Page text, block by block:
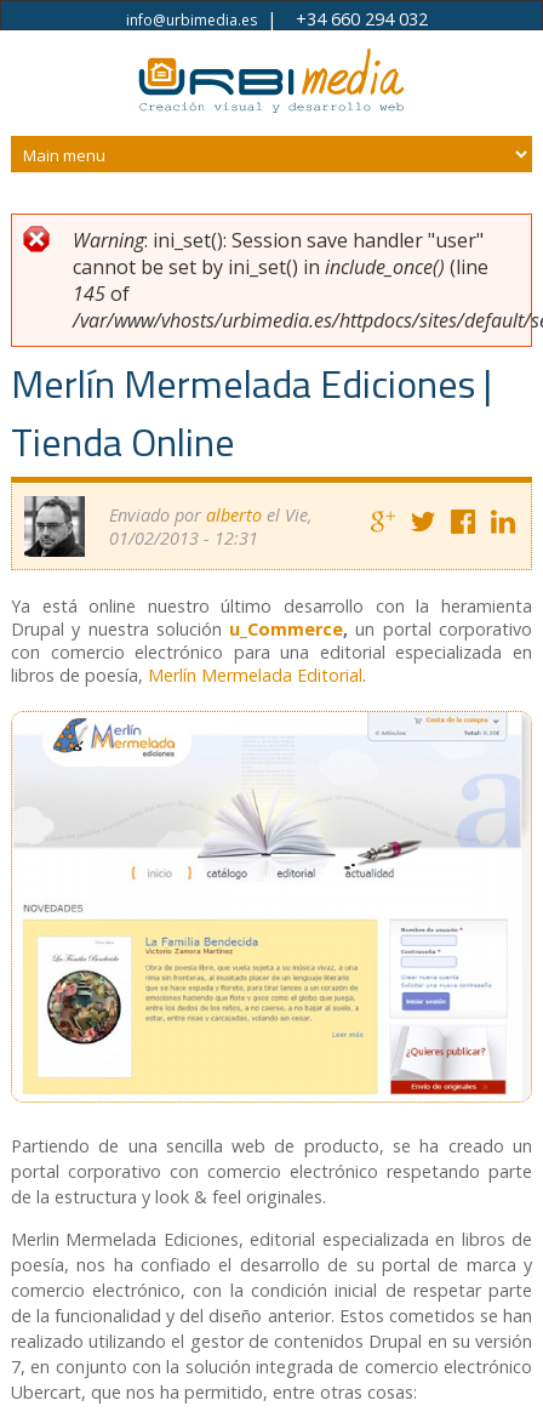
Pasar al contenido principal
info@urbimedia.es| +34 660 294 032
Usted está aquí
Mensaje de error
Warning: ini_set(): Session save handler "user"
cannot be set by ini_set() in include_once() (line
145of
/var/www/vhosts/urbimedia.es/httpdocs/sites/default/
Merlín Mermelada Ediciones |
Tienda Online
Enviado por albertoel Vie,
01/02/2013 - 12:31
Ya está online nuestro último desarrollo con la heramienta
Drupal y nuestra solución u_Commerce, un portal corporativo
con comercio electrónico para una editorial especializada en
libros de poesía, Merlín Mermelada Editorial.
Partiendo de una sencilla web de producto, se ha creado un
portal corporativo con comercio electrónico respetando parte
de la estructura y look & feel originales.
Merlin Mermelada Ediciones, editorial especializada en libros de
poesía, nos ha confiado el desarrollo de su portal de marca y
comercio electrónico, con la condición inicial de respetar parte
de la funcionalidad y del diseño anterior. Estos cometidos se han
realizado utilizando el gestor de contenidos Drupal en su versión
7, en conjunto con la solución integrada de comercio electrónico
Ubercart, que nos ha permitido, entre otras cosas: